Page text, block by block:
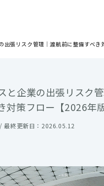
出張リスク管理｜渡航前に整備すべき
と企業の出張リスク
対策フロー【2026年版
最終更新日：2026.05.12